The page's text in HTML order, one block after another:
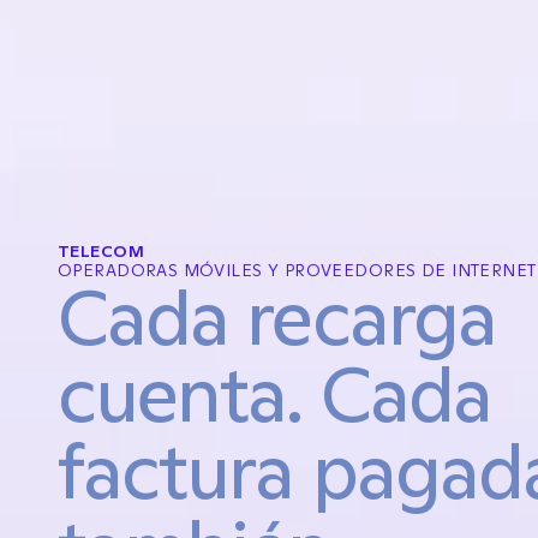
TELECOM
OPERADORAS MÓVILES Y PROVEEDORES DE INTERNET
Cada recarga
cuenta. Cada
factura